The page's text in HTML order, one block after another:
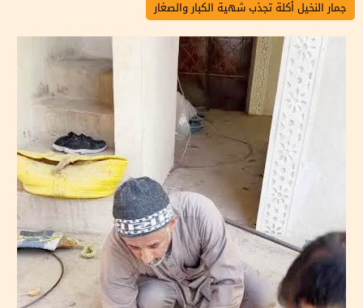
جمار النخيل أكلة تجذب شهية الكبار والصغار